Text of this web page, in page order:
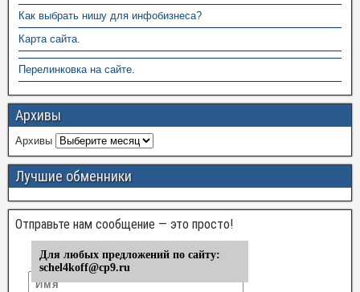
Как выбрать нишу для инфобизнеса?
Карта сайта.
Перелинковка на сайте.
Архивы
Архивы
Лучшие обменники
Отправьте нам сообщение — это просто!